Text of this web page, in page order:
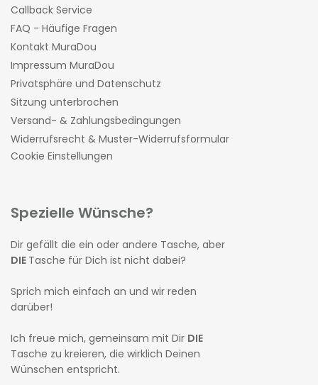
Callback Service
FAQ - Häufige Fragen
Kontakt MuraDou
Impressum MuraDou
Privatsphäre und Datenschutz
Sitzung unterbrochen
Versand- & Zahlungsbedingungen
Widerrufsrecht & Muster-Widerrufsformular
Cookie Einstellungen
Spezielle Wünsche?
Dir gefällt die ein oder andere Tasche, aber
DIE Tasche für Dich ist nicht dabei?
Sprich mich einfach an und wir reden
darüber!
Ich freue mich, gemeinsam mit Dir DIE
Tasche zu kreieren, die wirklich Deinen
Wünschen entspricht.